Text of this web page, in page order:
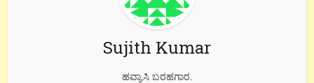
Sujith Kumar
ಹವ್ಯಾಸಿ ಬರಹಗಾರ.